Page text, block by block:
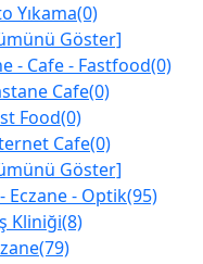
Yıkama(0)
Göster]
- Cafe - Fastfood(0)
Cafe(0)
Food(0)
Cafe(0)
Göster]
Eczane - Optik(95)
Kliniği(8)